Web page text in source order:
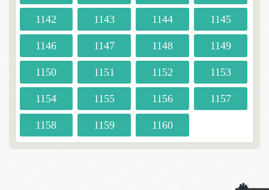
1142 1143 1144 1145
1146 1147 1148 1149
1150 1151 1152 1153
1154 1155 1156 1157
1158 1159 1160